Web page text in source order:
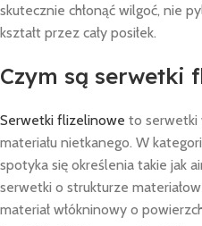
skutecznie chłonąć wilgoć, nie
kształt przez cały posiłek.
Czym są serwetki
Serwetki flizelinowe to serwetki
materiału nietkanego. W
spotyka się określenia takie jak
serwetki o strukturze
materiał włókninowy o